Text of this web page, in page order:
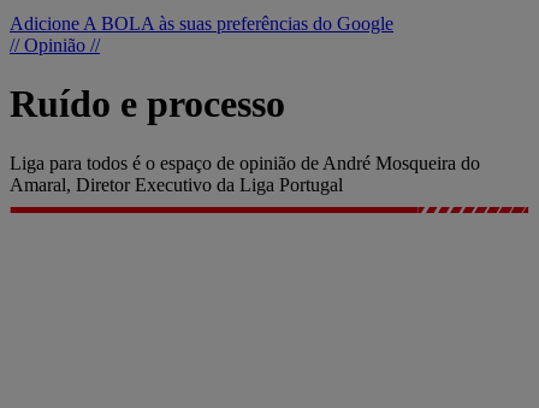
Adicione A BOLA às suas preferências do Google
// Opinião //
Ruído e processo
Liga para todos é o espaço de opinião de André Mosqueira do
Amaral, Diretor Executivo da Liga Portugal